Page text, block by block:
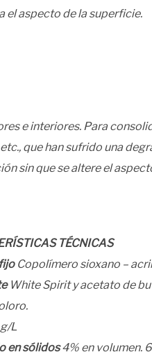
el aspecto de la superficie.
e interiores. Para
que han sufrido una
sin que se altere el
TÉCNICAS
Copolímero sioxano –
White Spirit y acetato de
L
en sólidos4% en volumen.